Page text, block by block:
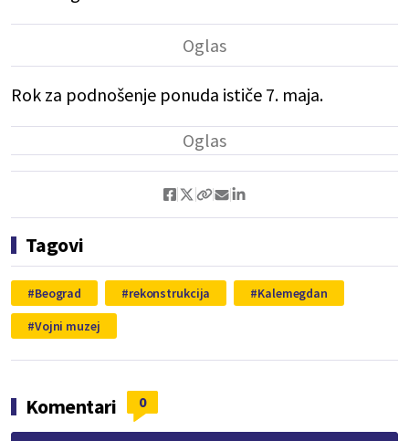
Rok za podnošenje ponuda ističe 7. maja.
Tagovi
Beograd rekonstrukcija
Kalemegdan
Vojni muzej
Komentari 0